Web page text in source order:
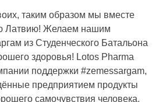
х, таким образом мы вместе
Латвию! Желаем нашим
из Студенческого Батальона
здоровья! Lotos Pharma
поддержки #zemessargam,
предприятием продукты
самочувствия человека.